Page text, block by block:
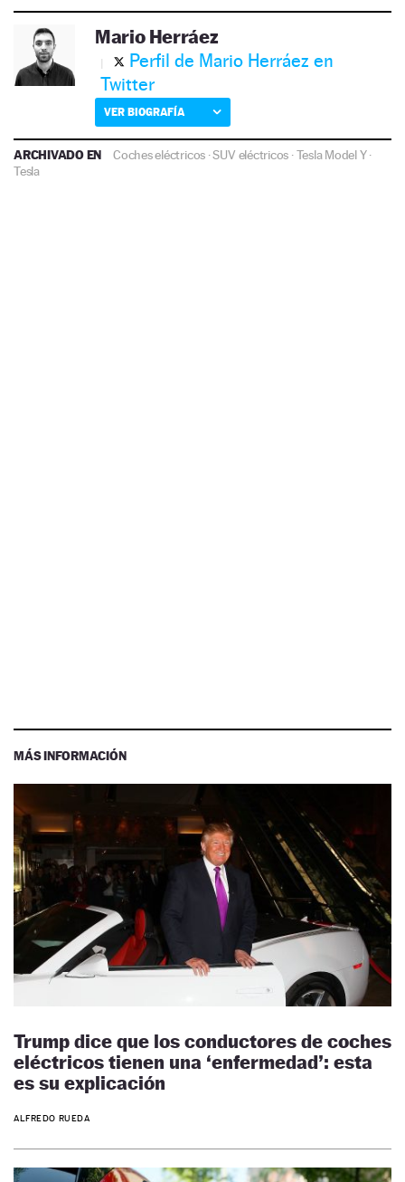
Mario Herráez
Perfil de Mario Herráez en
Twitter
VER BIOGRAFÍA
ARCHIVADO EN Coches eléctricos ·SUV eléctricos ·Tesla Model Y·
Tesla
MÁS INFORMACIÓN
Trump dice que los conductores de coches
eléctricos tienen una ‘enfermedad’: esta
es su explicación
ALFREDO RUEDA